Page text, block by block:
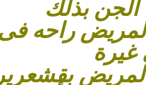
راحه فى
غيرة